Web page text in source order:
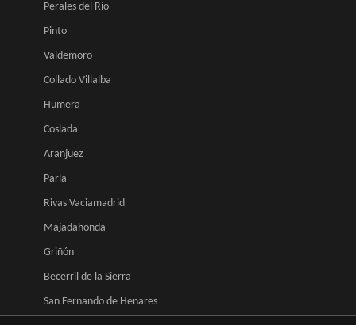
Perales del Río
Pinto
Valdemoro
Collado Villalba
Humera
Coslada
Aranjuez
Parla
Rivas Vaciamadrid
Majadahonda
Griñón
Becerril de la Sierra
San Fernando de Henares